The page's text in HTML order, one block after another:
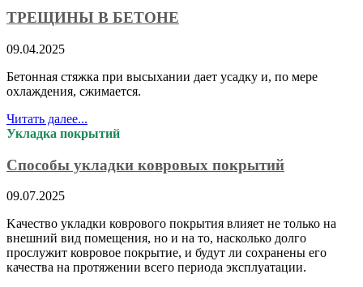
ТРЕЩИНЫ В БЕТОНЕ
09.04.2025
Бетонная стяжка при высыхании дает усадку и, по мере
охлаждения, сжимается.
Читать далее...
Укладка покрытий
Способы укладки ковровых покрытий
09.07.2025
Kачество укладки коврового покрытия влияет не только на
внешний вид помещения, но и на то, насколько долго
прослужит ковровое покрытие, и будут ли сохранены его
качества на протяжении всего периода эксплуатации.